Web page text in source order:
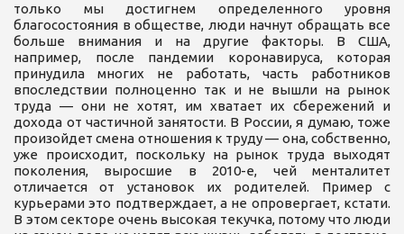
только мы достигнем определенного уровня
благосостояния в обществе, люди начнут обращать все
больше внимания и на другие факторы. В США,
например, после пандемии коронавируса, которая
принудила многих не работать, часть работников
впоследствии полноценно так и не вышли на рынок
труда — они не хотят, им хватает их сбережений и
дохода от частичной занятости. В России, я думаю, тоже
произойдет смена отношения к труду — она, собственно,
уже происходит, поскольку на рынок труда выходят
поколения, выросшие в 2010-е, чей менталитет
отличается от установок их родителей. Пример с
курьерами это подтверждает, а не опровергает, кстати.
В этом секторе очень высокая текучка, потому что люди